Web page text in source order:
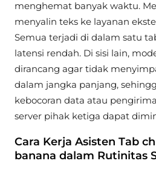
menghemat banyak waktu.
menyalin teks ke layanan
Semua terjadi di dalam satu
latensi rendah. Di sisi lain,
dirancang agar tidak
dalam jangka panjang,
kebocoran data atau
server pihak ketiga dapat
Cara Kerja Asisten Tab
banana dalam Rutinitas